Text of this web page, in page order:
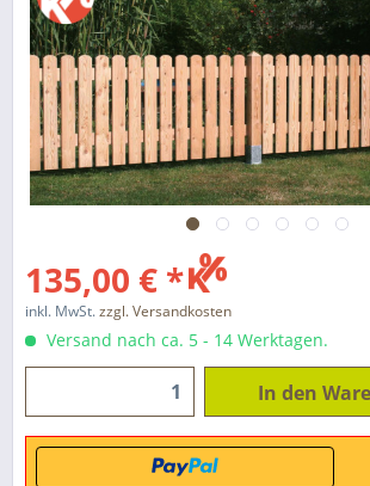
135,00 € *
inkl. MwSt.zzgl. Versandkosten
Versand nach ca. 5 - 14 Werktagen.
In den